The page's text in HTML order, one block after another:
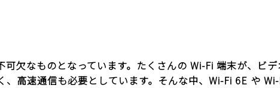
欠なものとなっています。たくさんの Wi-Fi 端末が、ビ
高速通信も必要としています。そんな中、Wi-Fi 6E や